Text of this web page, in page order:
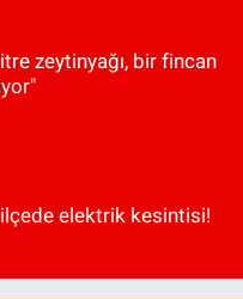
zeytinyağı, bir fincan
ilçede elektrik kesintisi!